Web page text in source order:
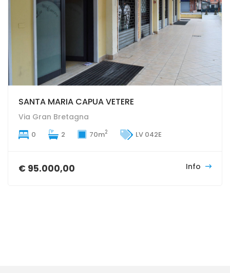
SANTA MARIA CAPUA VETERE
SANTA MARIA CAPUA VETERE
Via Gran Bretagna
0 2 70m2 LV 042E
€ 95.000,00 Info